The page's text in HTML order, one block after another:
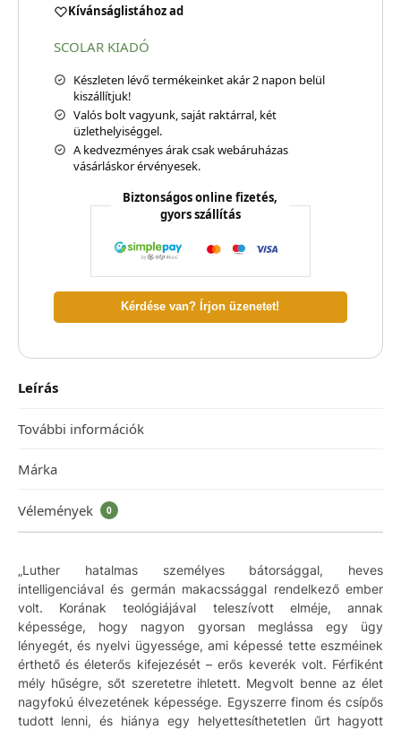
Kívánságlistához ad
SCOLAR KIADÓ
Készleten lévő termékeinket akár 2 napon belül
kiszállítjuk!
Valós bolt vagyunk, saját raktárral, két
üzlethelyiséggel.
A kedvezményes árak csak webáruházas
vásárláskor érvényesek.
Biztonságos online fizetés,
gyors szállítás
Kérdése van? Írjon üzenetet!
Leírás
További információk
Márka
Vélemények 0
„Luther hatalmas személyes bátorsággal, heves
intelligenciával és germán makacssággal rendelkező ember
volt. Korának teológiájával teleszívott elméje, annak
képessége, hogy nagyon gyorsan meglássa egy ügy
lényegét, és nyelvi ügyessége, ami képessé tette eszméinek
érthető és életerős kifejezését – erős keverék volt. Férfiként
mély hűségre, sőt szeretetre ihletett. Megvolt benne az élet
nagyfokú élvezetének képessége. Egyszerre finom és csípős
tudott lenni, és hiánya egy helyettesíthetetlen űrt hagyott